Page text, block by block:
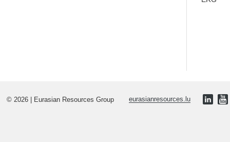
© 2026 | Eurasian Resources Group eurasianresources.lu